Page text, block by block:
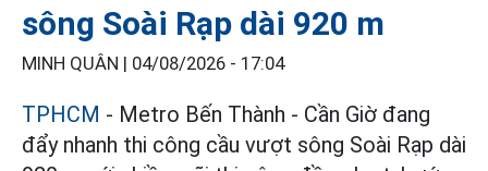
sông Soài Rạp dài 920 m
MINH QUÂN | 04/08/2026 - 17:04
TPHCM - Metro Bến Thành - Cần Giờ đang
đẩy nhanh thi công cầu vượt sông Soài Rạp dài